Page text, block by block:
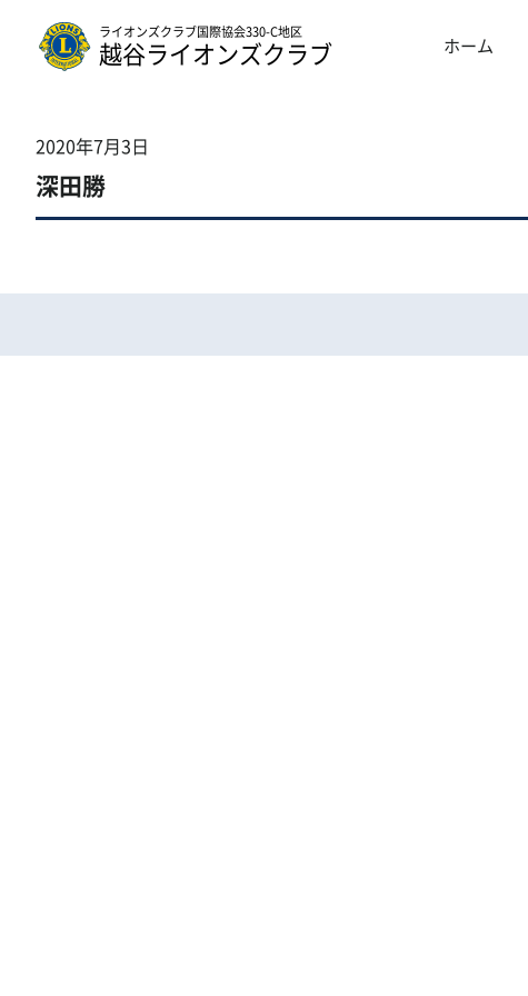
ライオンズクラブ国際協会330-C地区
越谷ライオンズクラブ ホーム
2020年7月3日
深田勝